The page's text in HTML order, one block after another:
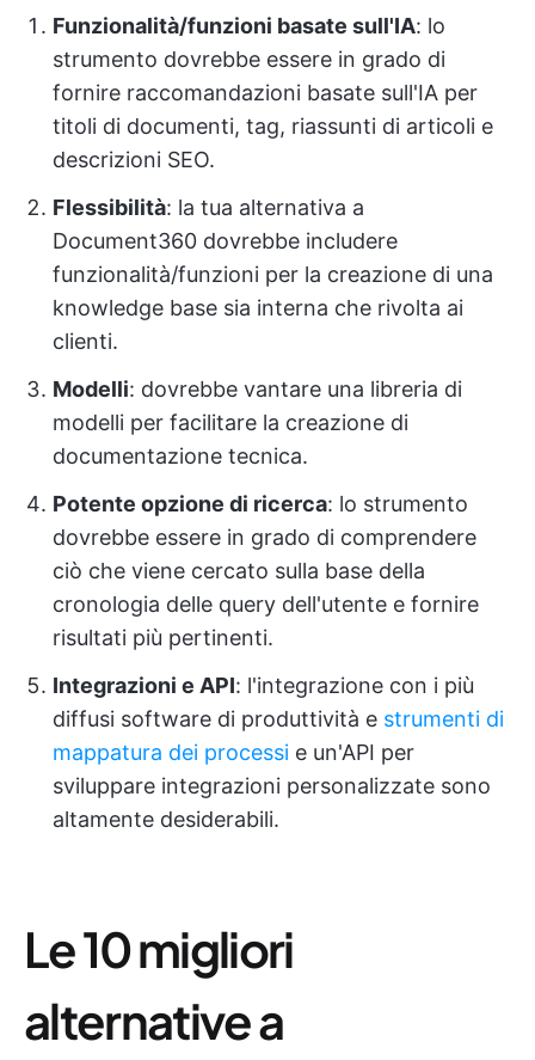
Funzionalità/funzioni basate sull'IA: lo
strumento dovrebbe essere in grado di
fornire raccomandazioni basate sull'IA per
titoli di documenti, tag, riassunti di articoli e
descrizioni SEO.
Flessibilità: la tua alternativa a
Document360 dovrebbe includere
funzionalità/funzioni per la creazione di una
knowledge base sia interna che rivolta ai
clienti.
Modelli: dovrebbe vantare una libreria di
modelli per facilitare la creazione di
documentazione tecnica.
Potente opzione di ricerca: lo strumento
dovrebbe essere in grado di comprendere
ciò che viene cercato sulla base della
cronologia delle query dell'utente e fornire
risultati più pertinenti.
Integrazioni e API: l'integrazione con i più
diffusi software di produttività e strumenti di
mappatura dei processi e un'API per
sviluppare integrazioni personalizzate sono
altamente desiderabili.
Le 10 migliori
alternative a